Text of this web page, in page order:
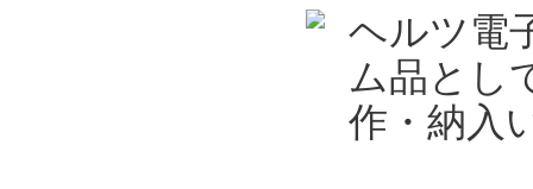
ヘルツ電
ム品とし
作・納入